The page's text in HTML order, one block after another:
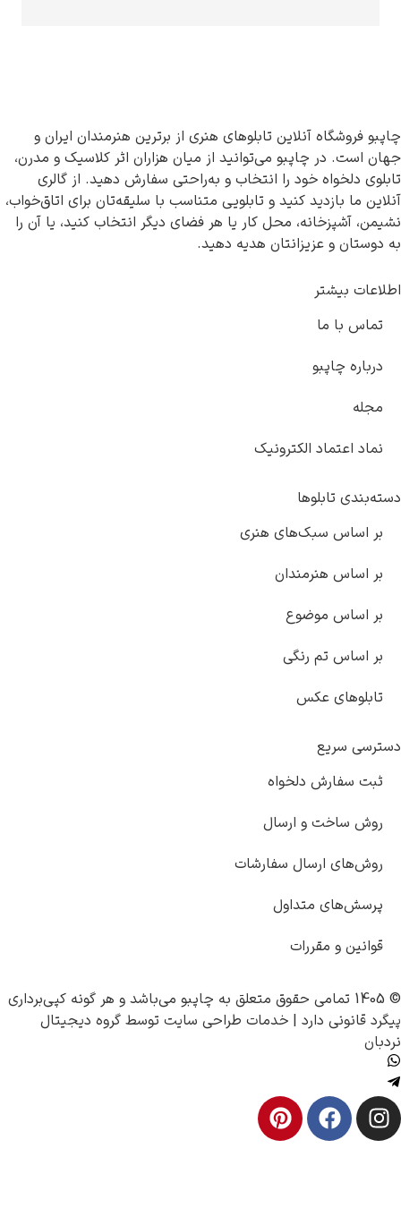
فروشگاه آنلاین تابلوهای هنری از برترین هنرمندان ایران و
است. در چاپبو می‌توانید از میان هزاران اثر کلاسیک و مدرن،
دلخواه خود را انتخاب و به‌راحتی سفارش دهید. از گالری
ما بازدید کنید و تابلویی متناسب با سلیقه‌تان برای اتاق‌خواب،
آشپزخانه، محل کار یا هر فضای دیگر انتخاب کنید، یا آن را
دوستان و عزیزانتان هدیه دهید.
بیشتر
تماس با ما
درباره چاپبو
مجله
نماد اعتماد الکترونیک
تابلوها
بر اساس سبک‌های هنری
بر اساس هنرمندان
بر اساس موضوع
بر اساس تم رنگی
تابلوهای عکس
سریع
ثبت سفارش دلخواه
روش ساخت و ارسال
روش‌های ارسال سفارشات
پرسش‌های متداول
قوانین و مقررات
به چاپبومی‌باشد و هر گونه کپی‌برداری
قانونی دارد | خدمات طراحی سایتتوسطگروه دیجیتال